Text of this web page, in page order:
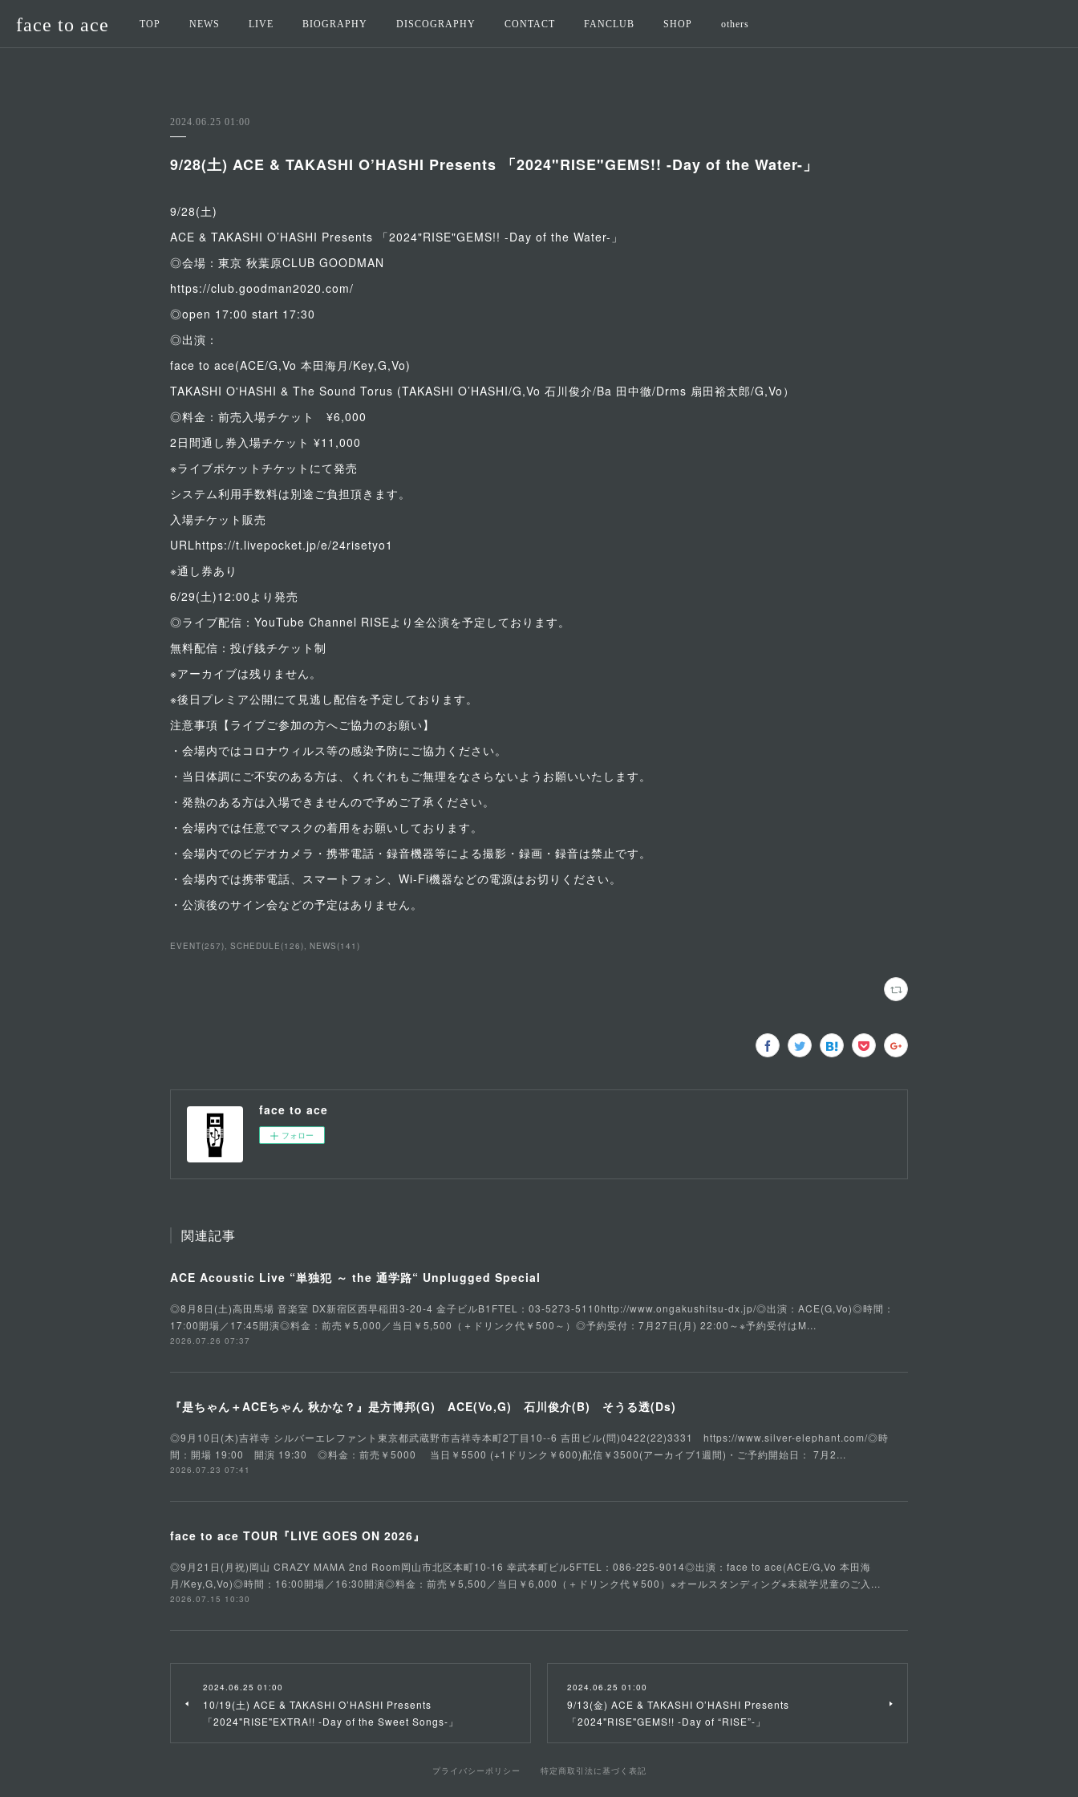
face to ace TOP NEWS LIVE BIOGRAPHY DISCOGRAPHY CONTACT FANCLUB SHOP others
2024.06.25 01:00
9/28(土) ACE & TAKASHI O’HASHI Presents 「2024"RISE"GEMS!! -Day of the Water-」
9/28(土)
ACE & TAKASHI O’HASHI Presents 「2024"RISE"GEMS!! -Day of the Water-」
◎会場：東京 秋葉原CLUB GOODMAN
https://club.goodman2020.com/
◎open 17:00 start 17:30
◎出演：
face to ace(ACE/G,Vo 本田海月/Key,G,Vo)
TAKASHI O'HASHI & The Sound Torus (TAKASHI O’HASHI/G,Vo 石川俊介/Ba 田中徹/Drms 扇田裕太郎/G,Vo）
◎料金：前売入場チケット ¥6,000
2日間通し券入場チケット ¥11,000
※ライブポケットチケットにて発売
システム利用手数料は別途ご負担頂きます。
入場チケット販売
URLhttps://t.livepocket.jp/e/24risetyo1
※通し券あり
6/29(土)12:00より発売
◎ライブ配信：YouTube Channel RISEより全公演を予定しております。
無料配信：投げ銭チケット制
※アーカイブは残りません。
※後日プレミア公開にて見逃し配信を予定しております。
注意事項【ライブご参加の方へご協力のお願い】
・会場内ではコロナウィルス等の感染予防にご協力ください。
・当日体調にご不安のある方は、くれぐれもご無理をなさらないようお願いいたします。
・発熱のある方は入場できませんので予めご了承ください。
・会場内では任意でマスクの着用をお願いしております。
・会場内でのビデオカメラ・携帯電話・録音機器等による撮影・録画・録音は禁止です。
・会場内では携帯電話、スマートフォン、Wi-Fi機器などの電源はお切りください。
・公演後のサイン会などの予定はありません。
EVENT(257) SCHEDULE (126) NEWS (141 )
face to ace
フォロー
関連記事
ACE Acoustic Live “単独犯 ～ the 通学路“ Unplugged Special
◎8月8日(土)高田馬場 音楽室 DX新宿区西早稲田3-20-4 金子ビルB1FTEL：03-5273-5110http://www.ongakushitsu-dx.jp/◎出演：ACE(G,Vo)◎時間：
17:00開場／17:45開演◎料金：前売￥5,000／当日￥5,500（＋ドリンク代￥500～）◎予約受付：7月27日(月) 22:00～※予約受付はM...
2026.07.26 07:37
『是ちゃん＋ACEちゃん 秋かな？』是方博邦(G) ACE(Vo,G) 石川俊介(B) そうる透(Ds)
◎9月10日(木)吉祥寺 シルバーエレファント東京都武蔵野市吉祥寺本町2丁目10--6 吉田ビル(問)0422(22)3331 https://www.silver-elephant.com/◎時
間：開場 19:00 開演 19:30 ◎料金：前売￥5000 当日￥5500 (+1ドリンク￥600)配信￥3500(アーカイブ1週間)・ご予約開始日： 7月2...
2026.07.23 07:41
face to ace TOUR『LIVE GOES ON 2026』
◎9月21日(月祝)岡山 CRAZY MAMA 2nd Room岡山市北区本町10-16 幸武本町ビル5FTEL：086-225-9014◎出演：face to ace(ACE/G,Vo 本田海
月/Key,G,Vo)◎時間：16:00開場／16:30開演◎料金：前売￥5,500／当日￥6,000（＋ドリンク代￥500）※オールスタンディング※未就学児童のご入...
2026.07.15 10:30
2024.06.25 01:00
10/19(土) ACE & TAKASHI O’HASHI Presents
「2024"RISE"EXTRA!! -Day of the Sweet Songs-」
2024.06.25 01:00
9/13(金) ACE & TAKASHI O’HASHI Presents
「2024"RISE"GEMS!! -Day of “RISE”-」
プライバシーポリシー 特定商取引法に基づく表記